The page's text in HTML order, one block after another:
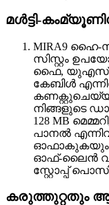
മൾട്ടി-
MIRA9 ഹൈ-
സിസ്റ്റം
ഫൈ, യുഎസ്ബി
കേബിൾ
നിങ്ങളുടെ
128 MB
പാനൽ
ഓഫാകുകയും
ഓഫ്-ലൈൻ
സ്റ്റോപ്പ്
കരുത്തുറ്റതും